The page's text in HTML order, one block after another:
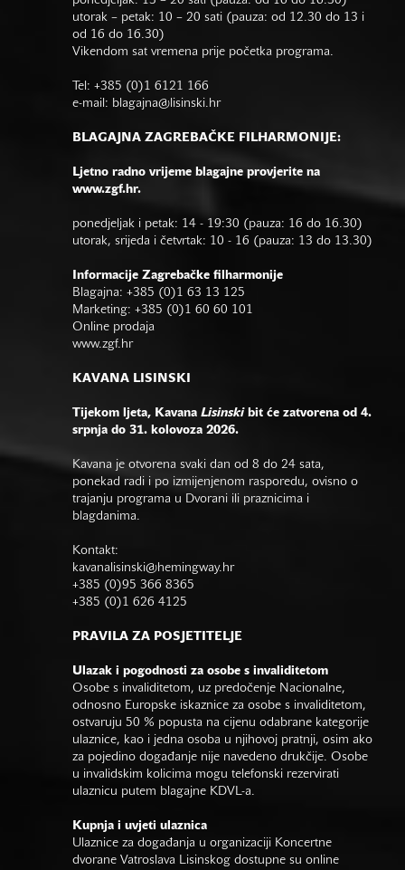
utorak – petak: 10 – 20 sati (pauza: od 12.30 do 13 i
od 16 do 16.30)
Vikendom sat vremena prije početka programa.
Tel: +385 (0)1 6121 166
e-mail: blagajna@lisinski.hr
BLAGAJNA ZAGREBAČKE FILHARMONIJE:
Ljetno radno vrijeme blagajne provjerite na
www.zgf.hr.
ponedjeljak i petak: 14 - 19:30 (pauza: 16 do 16.30)
utorak, srijeda i četvrtak: 10 - 16 (pauza: 13 do 13.30)
Informacije Zagrebačke filharmonije
Blagajna: +385 (0)1 63 13 125
Marketing: +385 (0)1 60 60 101
Online prodaja
www.zgf.hr
KAVANA LISINSKI
Tijekom ljeta, Kavana Lisinskibit će zatvorena od 4.
srpnja do 31. kolovoza 2026.
Kavana je otvorena svaki dan od 8 do 24 sata,
ponekad radi i po izmijenjenom rasporedu, ovisno o
trajanju programa u Dvorani ili praznicima i
blagdanima.
Kontakt:
kavanalisinski@hemingway.hr
+385 (0)95 366 8365
+385 (0)1 626 4125
PRAVILA ZA POSJETITELJE
Ulazak i pogodnosti za osobe s invaliditetom
Osobe s invaliditetom, uz predočenje Nacionalne,
odnosno Europske iskaznice za osobe s invaliditetom,
ostvaruju 50 % popusta na cijenu odabrane kategorije
ulaznice, kao i jedna osoba u njihovoj pratnji, osim ako
za pojedino događanje nije navedeno drukčije. Osobe
u invalidskim kolicima mogu telefonski rezervirati
ulaznicu putem blagajne KDVL-a.
Kupnja i uvjeti ulaznica
Ulaznice za događanja u organizaciji Koncertne
dvorane Vatroslava Lisinskog dostupne su online